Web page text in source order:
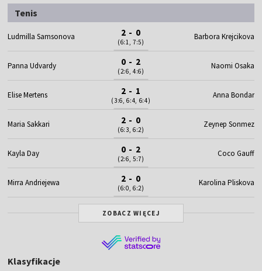
Tenis
Ludmilla Samsonova 2 - 0
(6:1, 7:5)
Barbora Krejcikova
Panna Udvardy 0 - 2
(2:6, 4:6)
Naomi Osaka
Elise Mertens 2 - 1
(3:6, 6:4, 6:4)
Anna Bondar
Maria Sakkari 2 - 0
(6:3, 6:2)
Zeynep Sonmez
Kayla Day 0 - 2
(2:6, 5:7)
Coco Gauff
Mirra Andriejewa 2 - 0
(6:0, 6:2)
Karolina Pliskova
ZOBACZ WIĘCEJ
Klasyfikacje